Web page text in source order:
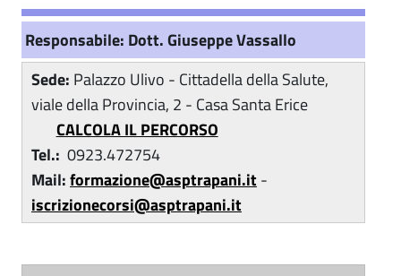
Responsabile: Dott. Giuseppe Vassallo
Sede: Palazzo Ulivo - Cittadella della Salute,
viale della Provincia, 2 - Casa Santa Erice
CALCOLA IL PERCORSO
Tel.: 0923.472754
Mail:formazione@asptrapani.it-
iscrizionecorsi@asptrapani.it